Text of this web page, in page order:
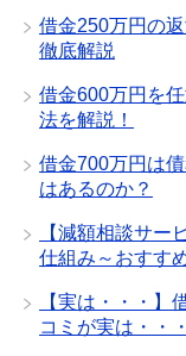
借金250万円の
徹底解説
借金600万円を
法を解説！
借金700万円は
はあるのか？
【減額相談サー
仕組み～おすす
【実は・・・】
コミが実は・・・